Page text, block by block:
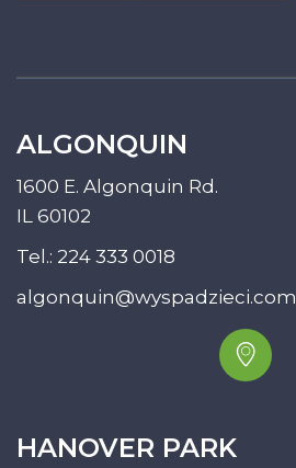
ALGONQUIN
1600 E. Algonquin Rd.
IL 60102
Tel.: 224 333 0018
algonquin@wyspadzieci.com
HANOVER PARK